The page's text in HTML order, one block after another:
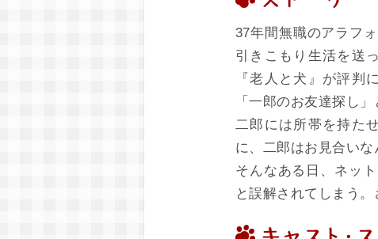
37年間無職のアラフ
引きこもり生活を送
『老人と犬』が評判
「一郎のお友達探し
二郎には所帯を持た
に、二郎はお見合い
そんなある日、ネッ
と誤解されてしまう